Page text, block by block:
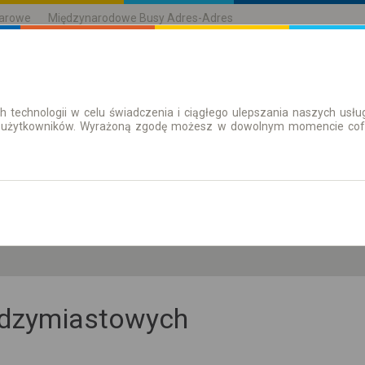
Międzynarodowe Busy Adres-Adres
| Bilety Bilety okresowe
technologii w celu świadczenia i ciągłego ulepszania naszych
Wyrażoną zgodę możesz w dowolnym momencie